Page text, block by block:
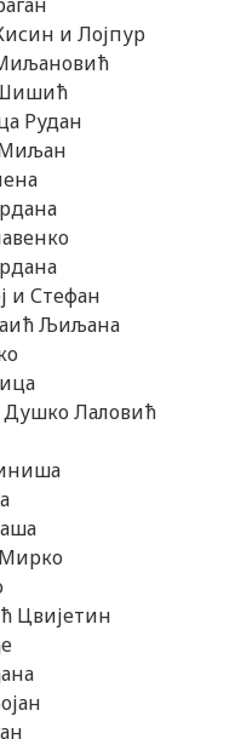
и Лојпур
Рудан
и Стефан
Љиљана
Лаловић
Цвијетин